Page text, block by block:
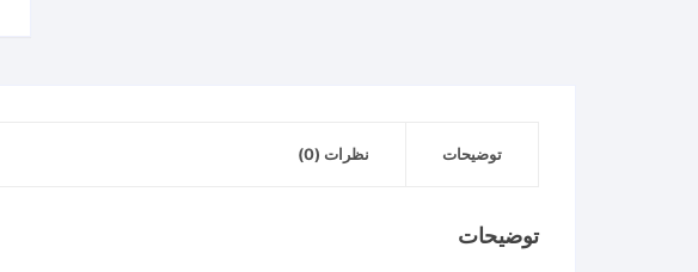
توضیحات نظرات (0)
توضیحات